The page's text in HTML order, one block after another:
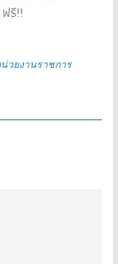
วยงานราชการ